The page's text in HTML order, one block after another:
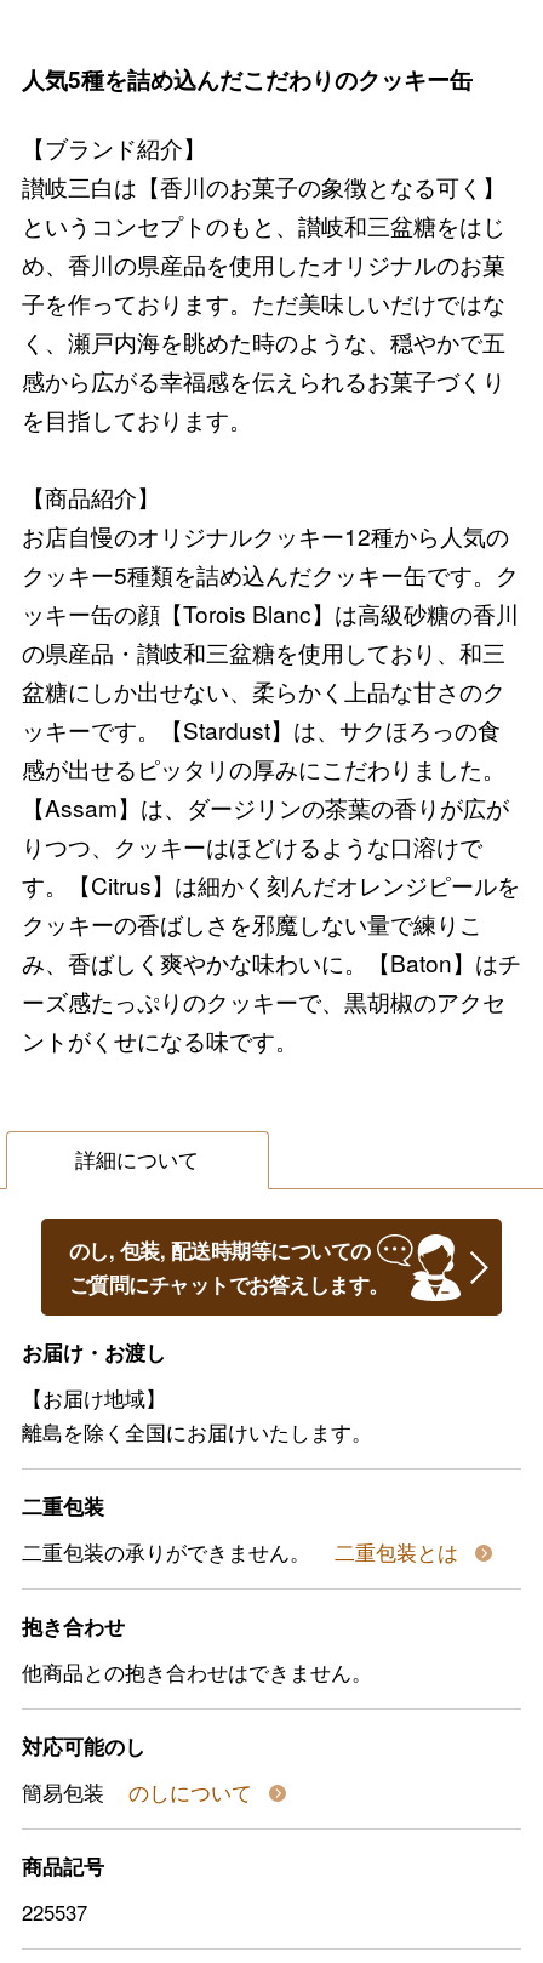
人気5種を詰め込んだこだわりのクッキー缶
【ブランド紹介】
讃岐三白は【香川のお菓子の象徴となる可く】
というコンセプトのもと、讃岐和三盆糖をはじ
め、香川の県産品を使用したオリジナルのお菓
子を作っております。ただ美味しいだけではな
く、瀬戸内海を眺めた時のような、穏やかで五
感から広がる幸福感を伝えられるお菓子づくり
を目指しております。
【商品紹介】
お店自慢のオリジナルクッキー12種から人気の
クッキー5種類を詰め込んだクッキー缶です。ク
ッキー缶の顔【Torois Blanc】は高級砂糖の香川
の県産品・讃岐和三盆糖を使用しており、和三
盆糖にしか出せない、柔らかく上品な甘さのク
ッキーです。【Stardust】は、サクほろっの食
感が出せるピッタリの厚みにこだわりました。
【Assam】は、ダージリンの茶葉の香りが広が
りつつ、クッキーはほどけるような口溶けで
す。【Citrus】は細かく刻んだオレンジピールを
クッキーの香ばしさを邪魔しない量で練りこ
み、香ばしく爽やかな味わいに。【Baton】はチ
ーズ感たっぷりのクッキーで、黒胡椒のアクセ
ントがくせになる味です。
詳細について
のし, 包装, 配送時期等についての
ご質問にチャットでお答えします。
お届け・お渡し
【お届け地域】
離島を除く全国にお届けいたします。
二重包装
二重包装の承りができません。
二重包装とは
抱き合わせ
他商品との抱き合わせはできません。
対応可能のし
簡易包装
のしについて
商品記号
225537